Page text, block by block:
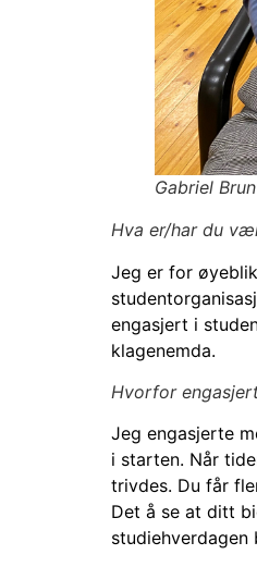
Gabriel
Hva er/har du
Jeg er for
engasjert i
klagenemda.
Hvorfor
Jeg engasjerte
i starten. Når
trivdes. Du får
Det å se at ditt
studiehverdagen